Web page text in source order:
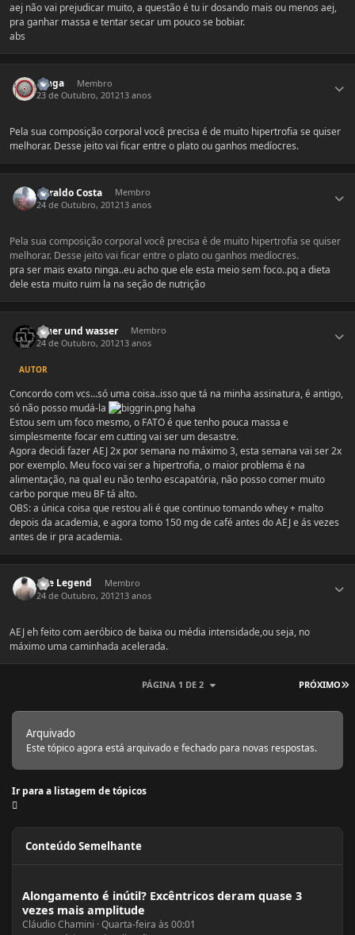
aej não vai prejudicar muito, a questão é tu ir dosando mais ou menos aej,
pra ganhar massa e tentar secar um pouco se bobiar.
abs
ninga
Membro
23 de Outubro, 201213 anos
Pela sua composição corporal você precisa é de muito hipertrofia se quiser
melhorar. Desse jeito vai ficar entre o plato ou ganhos medíocres.
Heraldo Costa
Membro
24 de Outubro, 201213 anos
Pela sua composição corporal você precisa é de muito hipertrofia se quiser
melhorar. Desse jeito vai ficar entre o plato ou ganhos medíocres.
pra ser mais exato ninga..eu acho que ele esta meio sem foco..pq a dieta
dele esta muito ruim la na seção de nutrição
feuer und wasser
Membro
24 de Outubro, 201213 anos
AUTOR
Concordo com vcs...só uma coisa..isso que tá na minha assinatura, é antigo,
só não posso mudá-la
haha
Estou sem um foco mesmo, o FATO é que tenho pouca massa e
simplesmente focar em cutting vai ser um desastre.
Agora decidi fazer AEJ 2x por semana no máximo 3, esta semana vai ser 2x
por exemplo. Meu foco vai ser a hipertrofia, o maior problema é na
alimentação, na qual eu não tenho escapatória, não posso comer muito
carbo porque meu BF tá alto.
OBS: a única coisa que restou ali é que continuo tomando whey + malto
depois da academia, e agora tomo 150 mg de café antes do AEJ e ás vezes
antes de ir pra academia.
The Legend
Membro
24 de Outubro, 201213 anos
AEJ eh feito com aeróbico de baixa ou média intensidade,ou seja, no
máximo uma caminhada acelerada.
PRÓXIMO
PÁGINA 1 DE 2
Arquivado
Este tópico agora está arquivado e fechado para novas respostas.
Ir para a listagem de tópicos
Conteúdo Semelhante
Alongamento é inútil? Excêntricos deram quase 3
vezes mais amplitude
Cláudio Chamini ·Quarta-feira às 00:01